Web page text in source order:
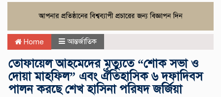
Home আন্তর্জাতিক
তোফায়েল আহমেদের মৃত্যুতে “শোক সভা ও
দোয়া মাহফিল” এবং ঐতিহাসিক ৬ দফাদিবস
পালন করছে শেখ হাসিনা পরিষদ জর্জিয়া